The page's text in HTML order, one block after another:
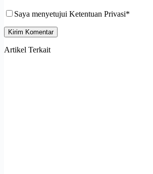
Saya menyetujui Ketentuan Privasi*
Kirim Komentar
Artikel Terkait